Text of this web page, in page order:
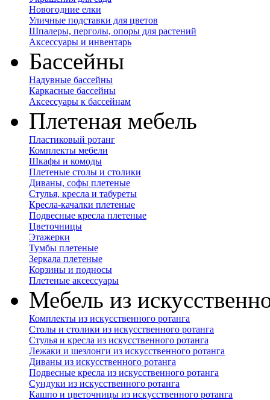
Новогодние елки
Уличные подставки для цветов
Шпалеры, перголы, опоры для растений
Аксессуары и инвентарь
Бассейны
Надувные бассейны
Каркасные бассейны
Аксессуары к бассейнам
Плетеная мебель
Пластиковый ротанг
Комплекты мебели
Шкафы и комоды
Плетеные столы и столики
Диваны, софы плетеные
Стулья, кресла и табуреты
Кресла-качалки плетеные
Подвесные кресла плетеные
Цветочницы
Этажерки
Тумбы плетеные
Зеркала плетеные
Корзины и подносы
Плетеные аксессуары
Мебель из
Комплекты из искусственного ротанга
Столы и столики из искусственного ротанга
Стулья и кресла из искусственного ротанга
Лежаки и шезлонги из искусственного ротанга
Диваны из искусственного ротанга
Подвесные кресла из искусственного ротанга
Сундуки из искусственного ротанга
Кашпо и цветочницы из искусственного ротанга